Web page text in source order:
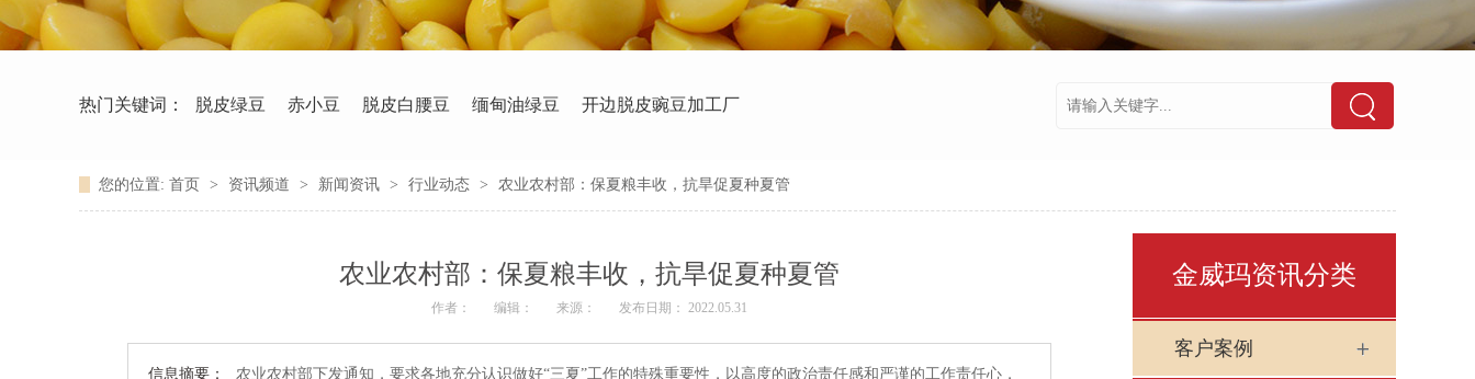
热门关键词： 脱皮绿豆 赤小豆 脱皮白腰豆 缅甸油绿豆 开边脱皮豌豆加工厂
您的位置: 首页 > 资讯频道 > 新闻资讯 > 行业动态 > 农业农村部：保夏粮丰收，抗旱促夏种夏管
农业农村部：保夏粮丰收，抗旱促夏种夏管
作者： 编辑： 来源： 发布日期： 2022.05.31
信息摘要： 农业农村部下发通知，要求各地充分认识做好“三夏”工作的特殊重要性，以高度的政治责任感和严谨的工作责任心，
金威玛资讯分类
客户案例